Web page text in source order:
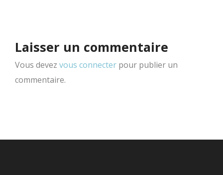
Laisser un commentaire
Vous devez vous connecter pour publier un
commentaire.